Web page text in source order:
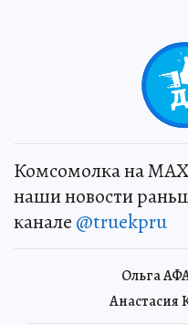
Комсомолка на
наши новости
канале @truekpru
Ольга